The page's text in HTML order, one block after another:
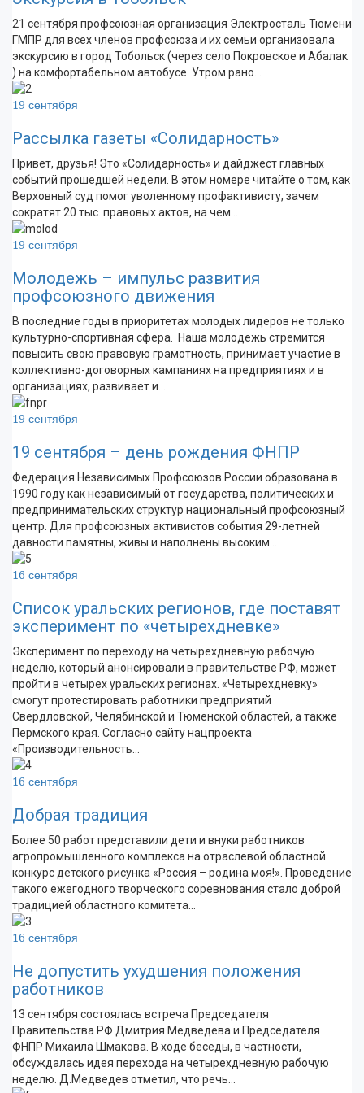
21 сентября профсоюзная организация Электросталь Тюмени
ГМПР для всех членов профсоюза и их семьи организовала
экскурсию в город Тобольск (через село Покровское и Абалак
) на комфортабельном автобусе. Утром рано…
19 сентября
Рассылка газеты «Солидарность»
Привет, друзья! Это «Солидарность» и дайджест главных
событий прошедшей недели. В этом номере читайте о том, как
Верховный суд помог уволенному профактивисту, зачем
сократят 20 тыс. правовых актов, на чем…
19 сентября
Молодежь – импульс развития
профсоюзного движения
В последние годы в приоритетах молодых лидеров не только
культурно-спортивная сфера. Наша молодежь стремится
повысить свою правовую грамотность, принимает участие в
коллективно-договорных кампаниях на предприятиях и в
организациях, развивает и…
19 сентября
19 сентября – день рождения ФНПР
Федерация Независимых Профсоюзов России образована в
1990 году как независимый от государства, политических и
предпринимательских структур национальный профсоюзный
центр. Для профсоюзных активистов события 29-летней
давности памятны, живы и наполнены высоким…
16 сентября
Список уральских регионов, где поставят
эксперимент по «четырехдневке»
Эксперимент по переходу на четырехдневную рабочую
неделю, который анонсировали в правительстве РФ, может
пройти в четырех уральских регионах. «Четырехдневку»
смогут протестировать работники предприятий
Свердловской, Челябинской и Тюменской областей, а также
Пермского края. Согласно сайту нацпроекта
«Производительность…
16 сентября
Добрая традиция
Более 50 работ представили дети и внуки работников
агропромышленного комплекса на отраслевой областной
конкурс детского рисунка «Россия – родина моя!». Проведение
такого ежегодного творческого соревнования стало доброй
традицией областного комитета…
16 сентября
Не допустить ухудшения положения
работников
13 сентября состоялась встреча Председателя
Правительства РФ Дмитрия Медведева и Председателя
ФНПР Михаила Шмакова. В ходе беседы, в частности,
обсуждалась идея перехода на четырехдневную рабочую
неделю. Д.Медведев отметил, что речь…